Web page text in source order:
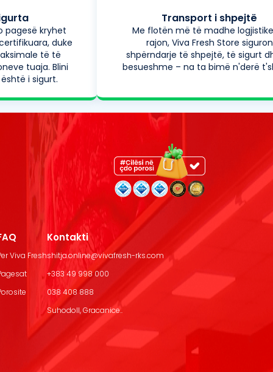
pagesë kryhet
duke
të të
tuaja. Blini
i sigurt.
Transport i shpejtë
Me flotën më të madhe
rajon, Viva Fresh Store siguron
shpërndarje të shpejtë, të sigurt
besueshme – na ta bimë n'derë
Viva Fresh
Kontakti
shitja.online@vivafresh-rks.com
+383 49 998 000
038 408 888
Suhodoll, Gracanice..